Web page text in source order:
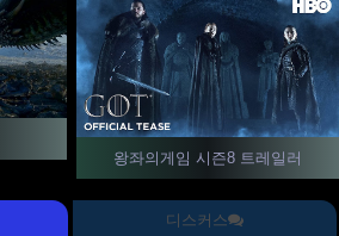
왕좌의게임 시즌8 트레일러
디스커스